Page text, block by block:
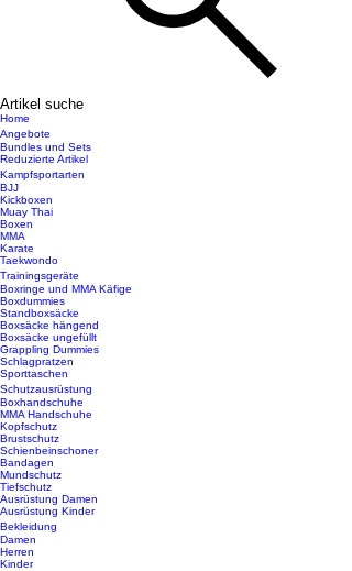
Artikel suche
Home
Angebote
Bundles und Sets
Reduzierte Artikel
Kampfsportarten
BJJ
Kickboxen
Muay Thai
Boxen
MMA
Karate
Taekwondo
Trainingsgeräte
Boxringe und MMA Käfige
Boxdummies
Standboxsäcke
Boxsäcke hängend
Boxsäcke ungefüllt
Grappling Dummies
Schlagpratzen
Sporttaschen
Schutzausrüstung
Boxhandschuhe
MMA Handschuhe
Kopfschutz
Brustschutz
Schienbeinschoner
Bandagen
Mundschutz
Tiefschutz
Ausrüstung Damen
Ausrüstung Kinder
Bekleidung
Damen
Herren
Kinder